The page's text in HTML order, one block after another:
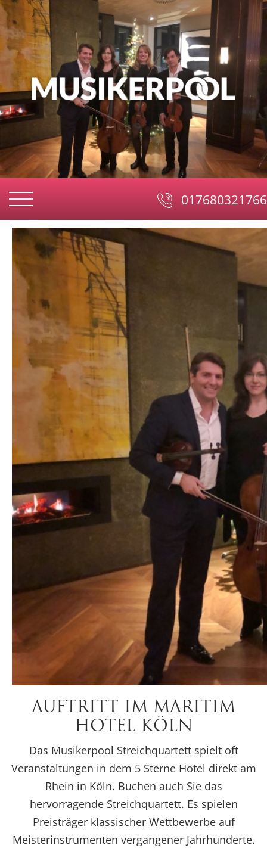
017680321766
AUFTRITT IM MARITIM
HOTEL KÖLN
Das Musikerpool Streichquartett spielt oft
Veranstaltungen in dem 5 Sterne Hotel direkt am
Rhein in Köln. Buchen auch Sie das
hervorragende Streichquartett. Es spielen
Preisträger klassischer Wettbewerbe auf
Meisterinstrumenten vergangener Jahrhunderte.